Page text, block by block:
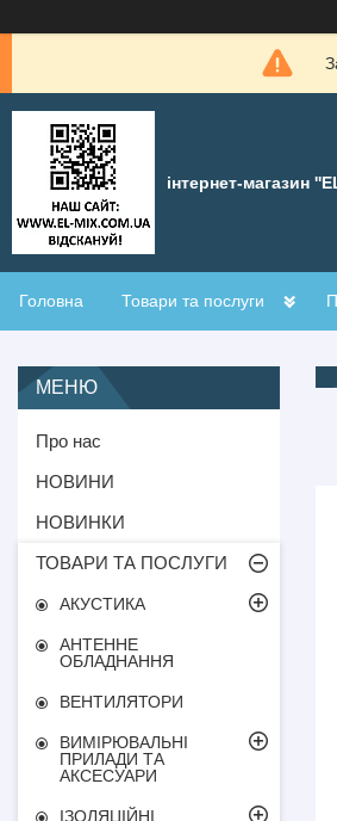
інтернет-магазин
Головна Товари та послуги
Про нас
НОВИНИ
НОВИНКИ
ТОВАРИ ТА ПОСЛУГИ
АКУСТИКА
АНТЕННЕ
ОБЛАДНАННЯ
ВЕНТИЛЯТОРИ
ВИМІРЮВАЛЬНІ
ПРИЛАДИ ТА
АКСЕСУАРИ
ІЗОЛЯЦІЙНІ